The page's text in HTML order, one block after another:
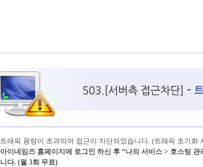
트래픽 용량이 초과되어 접근이 차단되었습니다. (트래픽 초기화
아이네임즈 홈페이지에 로그인 하신 후 “나의 서비스 > 호스팅
니다. (월 3회 무료)